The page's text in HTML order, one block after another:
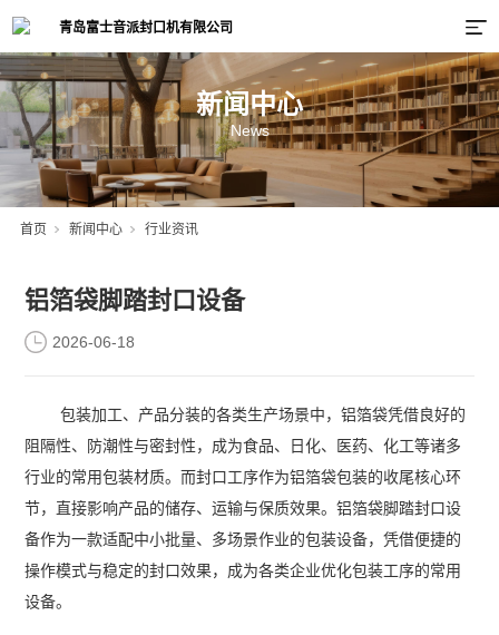
新闻中心
News
首页 新闻中心 行业资讯
铝箔袋脚踏封口设备
2026-06-18
包装加工、产品分装的各类生产场景中，铝箔袋凭借良好的
阻隔性、防潮性与密封性，成为食品、日化、医药、化工等诸多
行业的常用包装材质。而封口工序作为铝箔袋包装的收尾核心环
节，直接影响产品的储存、运输与保质效果。铝箔袋脚踏封口设
备作为一款适配中小批量、多场景作业的包装设备，凭借便捷的
操作模式与稳定的封口效果，成为各类企业优化包装工序的常用
设备。